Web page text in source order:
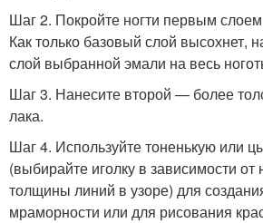
Шаг 2. Покройте ногти первым
Как только базовый слой высохнет,
слой выбранной эмали на весь
Шаг 3. Нанесите второй — более
лака.
Шаг 4. Используйте тоненькую или
(выбирайте иголку в зависимости от
толщины линий в узоре) для
мраморности или для рисования